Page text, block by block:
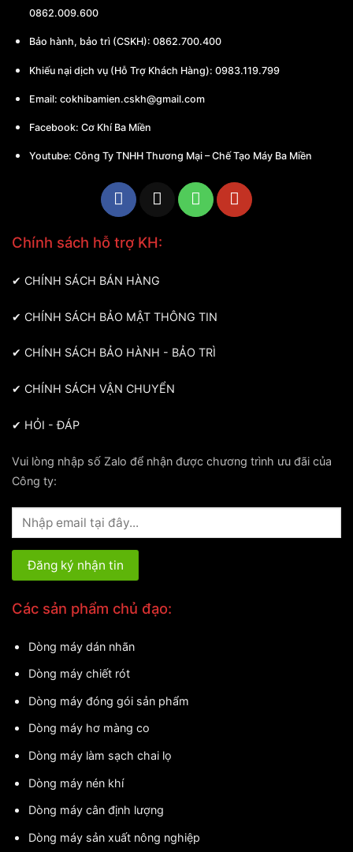
0862.009.600
Bảo hành, bảo trì (CSKH): 0862.700.400
Khiếu nại dịch vụ (Hỗ Trợ Khách Hàng): 0983.119.799
Email: cokhibamien.cskh@gmail.com
Facebook: Cơ Khí Ba Miền
Youtube: Công Ty TNHH Thương Mại – Chế Tạo Máy Ba Miền
Chính sách hỗ trợ KH:
✔ CHÍNH SÁCH BÁN HÀNG
✔ CHÍNH SÁCH BẢO MẬT THÔNG TIN
✔ CHÍNH SÁCH BẢO HÀNH - BẢO TRÌ
✔ CHÍNH SÁCH VẬN CHUYỂN
✔ HỎI - ĐÁP
Vui lòng nhập số Zalo để nhận được chương trình ưu đãi của
Công ty:
Các sản phẩm chủ đạo:
Dòng máy dán nhãn
Dòng máy chiết rót
Dòng máy đóng gói sản phẩm
Dòng máy hơ màng co
Dòng máy làm sạch chai lọ
Dòng máy nén khí
Dòng máy cân định lượng
Dòng máy sản xuất nông nghiệp